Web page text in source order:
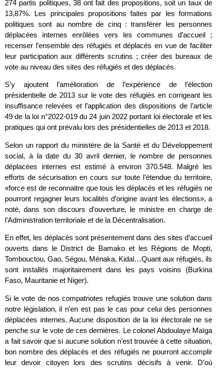
274 partis politiques, 38 ont fait des propositions, soit un taux de
13,87%. Les principales propositions faites par les formations
politiques sont au nombre de cinq : transférer les personnes
déplacées internes enrôlées vers les communes d’accueil ;
recenser l’ensemble des réfugiés et déplacés en vue de faciliter
leur participation aux différents scrutins ; créer des bureaux de
vote au niveau des sites des réfugiés et des déplacés.
S’y ajoutent l’amélioration de l’expérience de l’élection
présidentielle de 2013 sur le vote des réfugiés en corrigeant les
insuffisance relevées et l’application des dispositions de l’article
49 de la loi n°2022-019 du 24 juin 2022 portant loi électorale et les
pratiques qui ont prévalu lors des présidentielles de 2013 et 2018.
Selon un rapport du ministère de la Santé et du Développement
social, à la date du 30 avril dernier, le nombre de personnes
déplacées internes est estimé à environ 370.548. Malgré les
efforts de sécurisation en cours sur toute l’étendue du territoire,
«force est de reconnaitre que tous les déplacés et les réfugiés ne
pourront regagner leurs localités d’origine avant les élections», a
noté, dans son discours d’ouverture, le ministre en charge de
l’Administration territoriale et de la Décentralisation.
En effet, les déplacés sont présentement dans des sites d’accueil
ouverts dans le District de Bamako et les Régions de Mopti,
Tombouctou, Gao, Ségou, Ménaka, Kidal…Quant aux réfugiés, ils
sont installés majoritairement dans les pays voisins (Burkina
Faso, Mauritanie et Niger).
Si le vote de nos compatriotes refugiés trouve une solution dans
notre législation, il n’en est pas le cas pour celui des personnes
déplacées internes. Aucune disposition de la loi électorale ne se
penche sur le vote de ces dernières. Le colonel Abdoulaye Maïga
a fait savoir que si aucune solution n’est trouvée à cette situation,
bon nombre des déplacés et des réfugiés ne pourront accomplir
leur devoir citoyen lors des scrutins décisifs à venir. D’où